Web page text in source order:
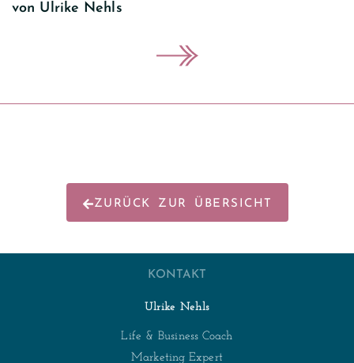
von Ulrike Nehls
ZURÜCK ZUR ÜBERSICHT
KONTAKT
Ulrike Nehls
Life & Business Coach
Marketing Expert